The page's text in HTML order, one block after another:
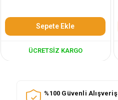
Sepete Ekle
ÜCRETSIZ KARGO
%100 Güvenli Alışveriş